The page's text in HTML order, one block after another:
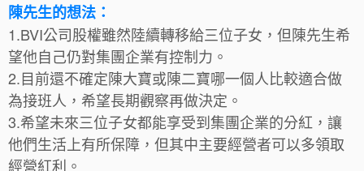
陳先生的想法：
1.BVI公司股權雖然陸續轉移給三位子女，但陳先生希
望他自己仍對集團企業有控制力。
2.目前還不確定陳大寶或陳二寶哪一個人比較適合做
為接班人，希望長期觀察再做決定。
3.希望未來三位子女都能享受到集團企業的分紅，讓
他們生活上有所保障，但其中主要經營者可以多領取
經營紅利。